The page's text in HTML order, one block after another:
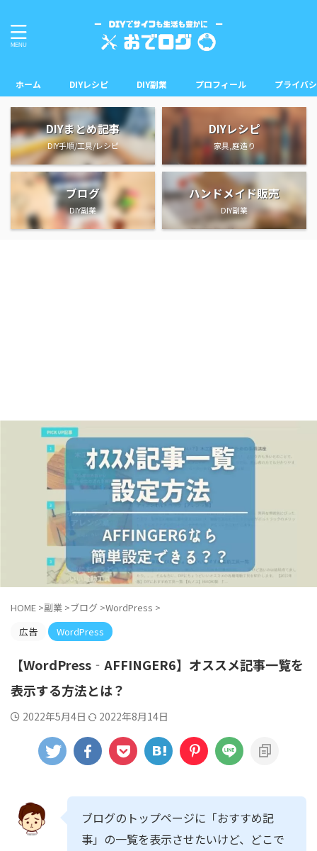
ホーム DIYレシピ DIY副業 プロフィール プライバ
DIYまとめ記事
DIY手順/工具/レシピ
DIYレシピ
家具,庭造り
ブログ
DIY副業
ハンドメイド販売
DIY副業
HOME >副業 >ブログ >WordPress >
広告
WordPress
【WordPress‐AFFINGER6】オススメ記事一覧を
表示する方法とは？
2022年5月4日 2022年8月14日
ブログのトップページに「おすすめ記
事」の一覧を表示させたいけど、どこで